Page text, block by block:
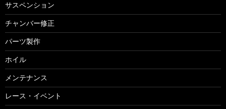
サスペンション
チャンバー修正
パーツ製作
ホイル
メンテナンス
レース・イベント